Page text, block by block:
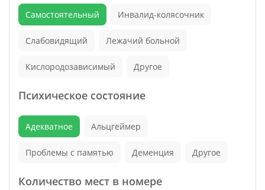
Самостоятельный Инвалид-колясочник
Слабовидящий Лежачий больной
Кислородозависимый Другое
Психическое состояние
Адекватное Альцгеймер
Проблемы с памятью Деменция Другое
Количество мест в номере